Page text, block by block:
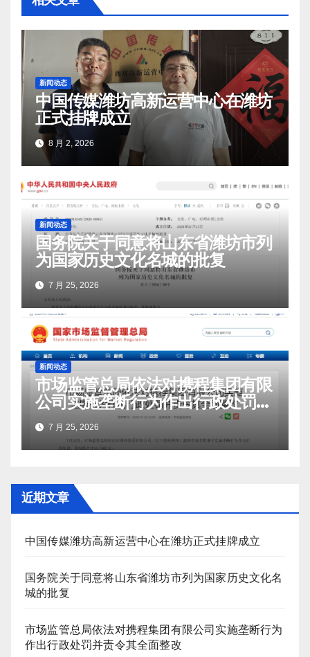
新闻动态
中国传媒潍坊高新运营中心在潍坊
正式挂牌成立
8 月 2, 2026
新闻动态
国务院关于同意将山东省潍坊市列
为国家历史文化名城的批复
7 月 25, 2026
新闻动态
市场监管总局依法对携程集团有限
公司实施垄断行为作出行政处罚并
责令其全面整改
7 月 25, 2026
近期文章
中国传媒潍坊高新运营中心在潍坊正式挂牌成立
国务院关于同意将山东省潍坊市列为国家历史文化名
城的批复
市场监管总局依法对携程集团有限公司实施垄断行为
作出行政处罚并责令其全面整改